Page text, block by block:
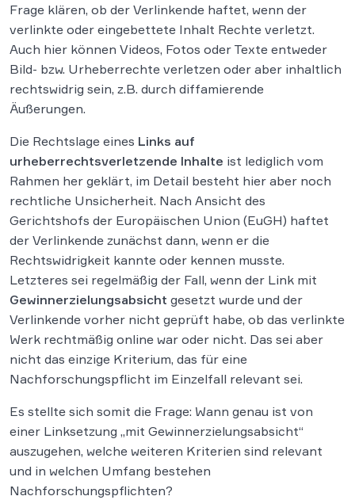
Frage klären, ob der Verlinkende haftet, wenn der
verlinkte oder eingebettete Inhalt Rechte verletzt.
Auch hier können Videos, Fotos oder Texte entweder
Bild- bzw. Urheberrechte verletzen oder aber inhaltlich
rechtswidrig sein, z.B. durch diffamierende
Äußerungen.
Die Rechtslage eines Links auf
urheberrechtsverletzende Inhalte ist lediglich vom
Rahmen her geklärt, im Detail besteht hier aber noch
rechtliche Unsicherheit. Nach Ansicht des
Gerichtshofs der Europäischen Union (EuGH) haftet
der Verlinkende zunächst dann, wenn er die
Rechtswidrigkeit kannte oder kennen musste.
Letzteres sei regelmäßig der Fall, wenn der Link mit
Gewinnerzielungsabsicht gesetzt wurde und der
Verlinkende vorher nicht geprüft habe, ob das verlinkte
Werk rechtmäßig online war oder nicht. Das sei aber
nicht das einzige Kriterium, das für eine
Nachforschungspflicht im Einzelfall relevant sei.
Es stellte sich somit die Frage: Wann genau ist von
einer Linksetzung „mit Gewinnerzielungsabsicht“
auszugehen, welche weiteren Kriterien sind relevant
und in welchen Umfang bestehen
Nachforschungspflichten?